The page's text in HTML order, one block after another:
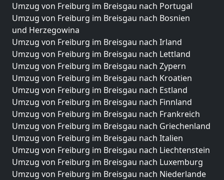
Umzug von Freiburg im Breisgau nach Portugal
Umzug von Freiburg im Breisgau nach Bosnien
und Herzegowina
Umzug von Freiburg im Breisgau nach Irland
Umzug von Freiburg im Breisgau nach Lettland
Umzug von Freiburg im Breisgau nach Zypern
Umzug von Freiburg im Breisgau nach Kroatien
Umzug von Freiburg im Breisgau nach Estland
Umzug von Freiburg im Breisgau nach Finnland
Umzug von Freiburg im Breisgau nach Frankreich
Umzug von Freiburg im Breisgau nach Griechenland
Umzug von Freiburg im Breisgau nach Italien
Umzug von Freiburg im Breisgau nach Liechtenstein
Umzug von Freiburg im Breisgau nach Luxemburg
Umzug von Freiburg im Breisgau nach Niederlande